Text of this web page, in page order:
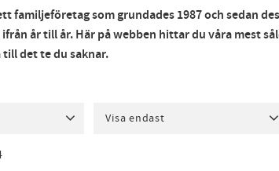
familjeföretag som grundades 1987 och sedan
år till år. Här på webben hittar du våra mest
till det te du saknar.
Visa endast